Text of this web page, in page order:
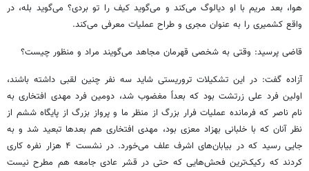
هوا، بعد مریم با او دیالوگ می‌کند و می‌گوید کیف را تو بردی؟ می‌گوید بله، در
واقع کشمیری را به عنوان مجری و طراح عملیات معرفی می‌کند.
قاضی پرسید: وقتی به شخصی قهرمان مجاهد می‌گویند مراد و منظور چیست؟
آزاده گفت: در این تشکیلات تروریستی شاید سه نفر چنین لقبی داشته باشند،
اولین فرد علی زرتشت بود که بعداً مغضوب شد، دومین فرد مهدی افتخاری به
نام ناصر که فرمانده عملیات فرار بزرگ از منظر ما و پرواز بزرگ از پایگاه ششم از
نظر آنان که با خلبانی بهزاد معزی بود، مهدی افتخاری هم بعدها تبعید شد و به
جایی رسید که در بیابان‌های اشرف علف می‌خورد. در نشست ۴ هزار
نفرهکاری
کردند که رکیک‌ترین فحش‌هایی که حتی در قشر عادی جامعه هم مطرح نیست